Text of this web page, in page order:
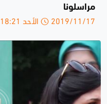
مراسلونا
2019/11/17 الأحد 18:21 م